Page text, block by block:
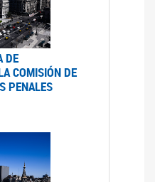
DE
COMISIÓN DE
PENALES